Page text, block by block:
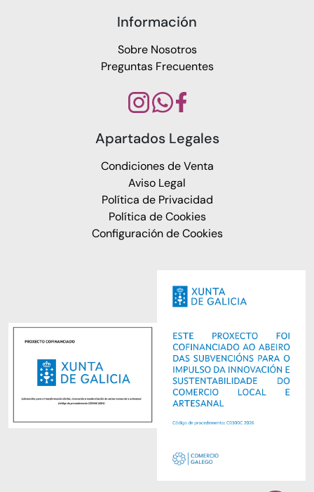
Información
Sobre Nosotros
Preguntas Frecuentes
Apartados Legales
Condiciones de Venta
Aviso Legal
Política de Privacidad
Política de Cookies
Configuración de Cookies